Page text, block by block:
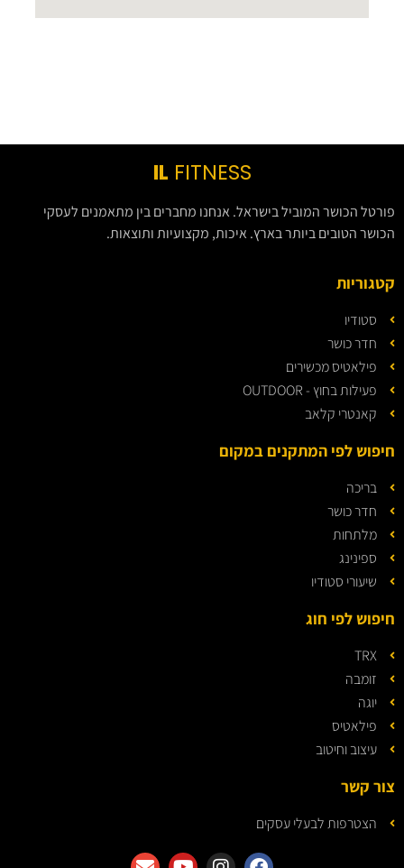
IL FITNESS
פורטל הכושר המוביל בישראל. אנחנו מחברים בין מתאמנים לעסקי
הכושר הטובים ביותר בארץ. איכות, מקצועיות ותוצאות.
קטגוריות
סטודיו
חדר כושר
פילאטיס מכשירים
פעילות בחוץ - OUTDOOR
קאנטרי קלאב
חיפוש לפי המתקנים במקום
בריכה
חדר כושר
מלתחות
ספינינג
שיעורי סטודיו
חיפוש לפי חוג
TRX
זומבה
יוגה
פילאטיס
עיצוב וחיטוב
צור קשר
הצטרפות לבעלי עסקים